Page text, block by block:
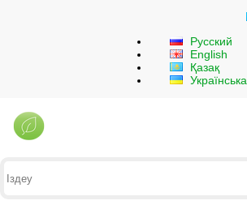
Русский
English
Қазақ
Українська